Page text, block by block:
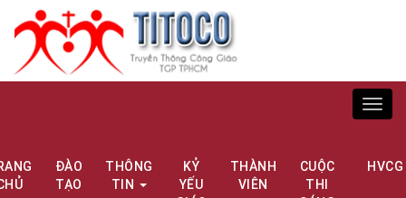
ĐÀO
TẠO
THÔNG
TIN
KỶ
YẾU
THÀNH
VIÊN
CUỘC
THI
HVCG